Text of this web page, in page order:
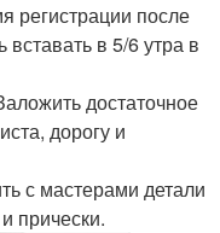
регистрации после
в 5/6 утра в
достаточное
дорогу и
с мастерами детали
прически.